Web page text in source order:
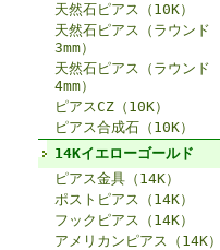
天然石ピアス（10K）
天然石ピアス（ラウンド
3mm）
天然石ピアス（ラウンド
4mm）
ピアスCZ（10K）
ピアス合成石（10K）
14Kイエローゴールド
ピアス金具（14K）
ポストピアス（14K）
フックピアス（14K）
アメリカンピアス（14K）